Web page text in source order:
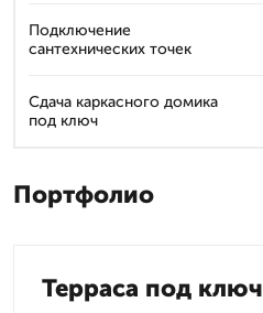
Подключение
сантехнических точек
Сдача каркасного домика
под ключ
Портфолио
Терраса под ключ